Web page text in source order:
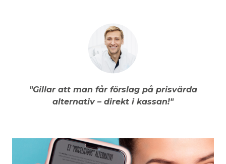
"Gillar att man får förslag på prisvärda
alternativ – direkt i kassan!"